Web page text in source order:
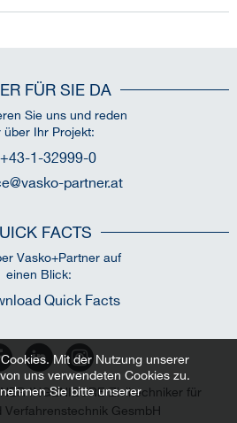
FÜR SIE DA
Sie uns und reden
über Ihr Projekt:
+43-1-32999-0
partner.at
FACTS
Vasko+Partner auf
einen Blick:
Quick Facts
INGENIEURE Ziviltechniker für
Verfahrenstechnik GesmbH
Mit der Nutzung unserer
uns verwendeten Cookies zu.
Sie bitte unserer